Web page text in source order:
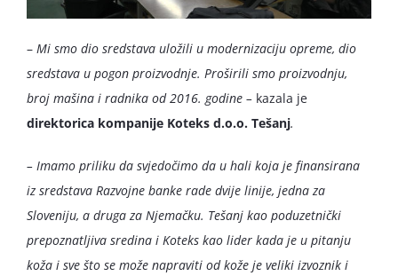
– Mi smo dio sredstava uložili u modernizaciju opreme, dio
sredstava u pogon proizvodnje. Proširili smo proizvodnju,
broj mašina i radnika od 2016. godine – kazala je
direktorica kompanije Koteks d.o.o. Tešanj.
– Imamo priliku da svjedočimo da u hali koja je finansirana
iz sredstava Razvojne banke rade dvije linije, jedna za
Sloveniju, a druga za Njemačku. Tešanj kao poduzetnički
prepoznatljiva sredina i Koteks kao lider kada je u pitanju
koža i sve što se može napraviti od kože je veliki izvoznik i